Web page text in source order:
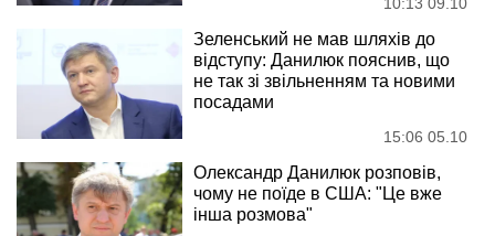
Зеленський не мав шляхів до
відступу: Данилюк пояснив, що
не так зі звільненням та новими
посадами
15:06 05.10
Олександр Данилюк розповів,
чому не поїде в США: "Це вже
інша розмова"